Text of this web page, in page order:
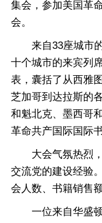
集会，参加美国革
会。
来自33座城市的
十个城市的来宾列
表，囊括了从西雅
芝加哥到达拉斯的
和魁北克、墨西哥
革命共产国际国际
大会气氛热烈，
交流党的建设经验
会人数、书籍销售
一位来自华盛顿